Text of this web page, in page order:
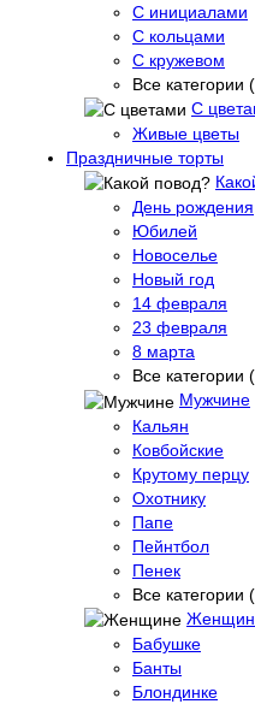
С инициалами
С кольцами
С кружевом
Все категории
С
Живые цветы
Праздничные торты
День рождения
Юбилей
Новоселье
Новый год
14 февраля
23 февраля
8 марта
Все категории
Мужчине
Кальян
Ковбойские
Крутому перцу
Охотнику
Папе
Пейнтбол
Пенек
Все категории
Бабушке
Банты
Блондинке